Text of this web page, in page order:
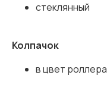
стеклянный
Колпачок
в цвет роллера